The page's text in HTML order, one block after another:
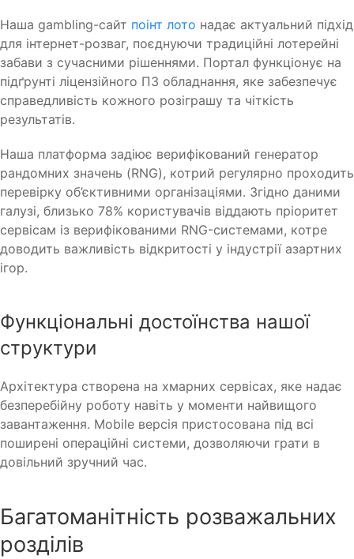
Наша gambling-сайт поінт лото надає актуальний підхід
для інтернет-розваг, поєднуючи традиційні лотерейні
забави з сучасними рішеннями. Портал функціонує на
підґрунті ліцензійного ПЗ обладнання, яке забезпечує
справедливість кожного розіграшу та чіткість
результатів.
Наша платформа задіює верифікований генератор
рандомних значень (RNG), котрий регулярно проходить
перевірку об’єктивними організаціями. Згідно даними
галузі, близько 78% користувачів віддають пріоритет
сервісам із верифікованими RNG-системами, котре
доводить важливість відкритості у індустрії азартних
ігор.
Функціональні достоїнства нашої
структури
Архітектура створена на хмарних сервісах, яке надає
безперебійну роботу навіть у моменти найвищого
завантаження. Mobile версія пристосована під всі
поширені операційні системи, дозволяючи грати в
довільний зручний час.
Багатоманітність розважальних
розділів